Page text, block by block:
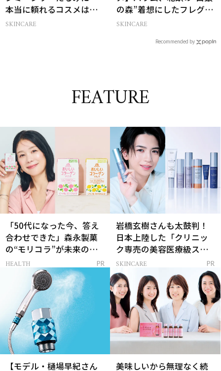
本当に頼れるコスメは？
ベスコス受賞スキンケア
SKINCARE
の森”着想にしたフレグラ
ンス＆ハンドクリーム
SKINCARE
Recommended by
FEATURE
「50代になった今、答え
合わせできた」森永製菓
の“モリコラ”が未来のキ
レイを連れてくる！
HEALTH PR
岩橋玄樹さんも太鼓判！
日本上陸した「クリニッ
ク専売の美容医療級スキ
ンケア」
SKINCARE PR
【モデル・樋場早紀さん
美味しいから無理なく続